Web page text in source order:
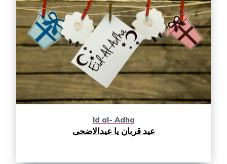
Id al- Adha
عید قربان یا عیدالاضحی